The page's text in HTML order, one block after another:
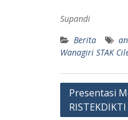
Supandi
Berita
Wanagiri STAK
Navigasi
pos
Presentasi
RISTEKDIKTI